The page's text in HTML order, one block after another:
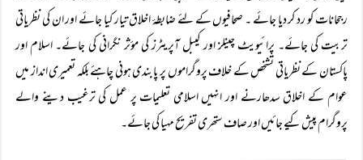
رجحانات کو رد کر دیا جائے ۔ صحافیوں کے لئے ضابطۂ اخلاق تیار کیا جائے اور ان کی نظریاتی
تربیت کی جائے۔ پرائیویٹ چینلز اور کیبل آپریٹرز کی مؤثر نگرانی کی جائے۔ اسلام اور
پاکستان کے نظریاتی تشخص کے خلاف پروگراموں پر پابندی ہونی چاہئے بلکہ تعمیری انداز میں
عوام کے اخلاق سدھارنے اور انہیں اسلامی تعلیمات پر عمل کی ترغیب دینے والے
پروگرام پیش کیے جائیں اور صاف ستھری تفریح مہیا کی جائے۔